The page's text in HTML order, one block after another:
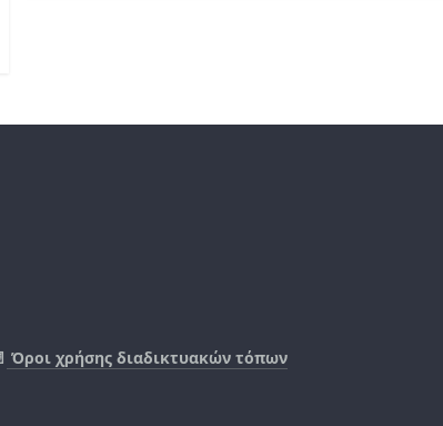
Όροι χρήσης διαδικτυακών τόπων